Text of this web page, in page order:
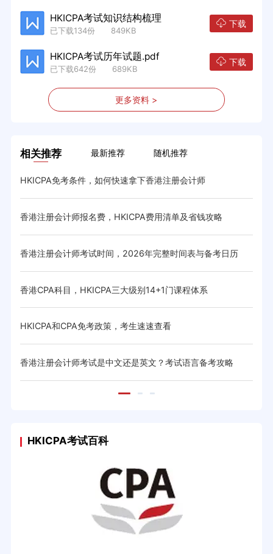
HKICPA考试知识结构梳理
已下载134份 849KB
下载
HKICPA考试历年试题.pdf
已下载642份 689KB
下载
更多资料 >
相关推荐 最新推荐 随机推荐
HKICPA免考条件，如何快速拿下香港注册会计师
香港注册会计师报名费，HKICPA费用清单及省钱攻略
香港注册会计师考试时间，2026年完整时间表与备考日历
香港CPA科目，HKICPA三大级别14+1门课程体系
HKICPA和CPA免考政策，考生速速查看
香港注册会计师考试是中文还是英文？考试语言备考攻略
HKICPA考试百科